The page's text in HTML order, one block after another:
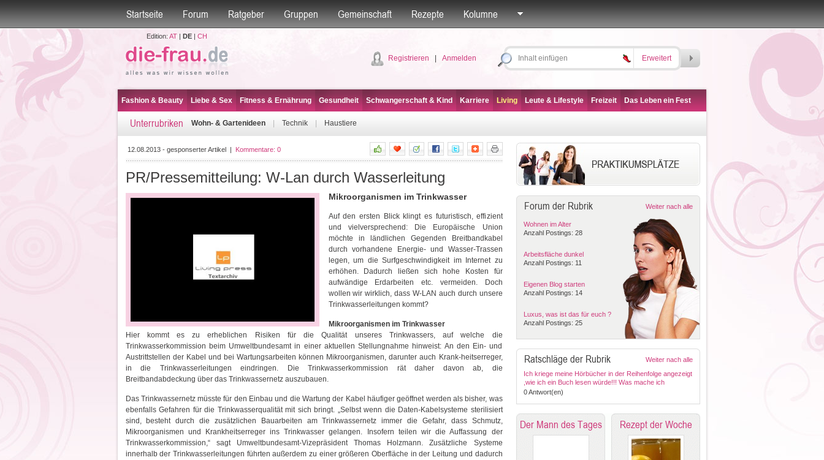
Startseite Forum Ratgeber Gruppen Gemeinschaft Rezepte Kolumne
Edition: AT| DE| CH
Registrieren Anmelden Erweitert
Fashion & Beauty Liebe & Sex Fitness & Ernährung Gesundheit Schwangerschaft & Kind Karriere Living Leute & Lifestyle Freizeit Das Leben ein Fest
Unterrubriken Wohn- & Gartenideen Technik Haustiere
12.08.2013 - gesponserter Artikel| Kommentare: 0
PR/Pressemitteilung: W-Lan durch Wasserleitung
Mikroorganismen im Trinkwasser
Auf den ersten Blick klingt es futuristisch, effizient
und vielversprechend: Die Europäische Union
möchte in ländlichen Gegenden Breitbandkabel
durch vorhandene Energie- und Wasser-Trassen
legen, um die Surfgeschwindigkeit im Internet zu
erhöhen. Dadurch ließen sich hohe Kosten für
aufwändige Erdarbeiten etc. vermeiden. Doch
wollen wir wirklich, dass W-LAN auch durch unsere
Trinkwasserleitungen kommt?
Mikroorganismen im Trinkwasser
Hier kommt es zu erheblichen Risiken für die Qualität unseres Trinkwassers, auf welche die
Trinkwasserkommission beim Umweltbundesamt in einer aktuellen Stellungnahme hinweist: An den Ein- und
Austrittstellen der Kabel und bei Wartungsarbeiten können Mikroorganismen, darunter auch Krank-heitserreger,
in die Trinkwasserleitungen eindringen. Die Trinkwasserkommission rät daher davon ab, die
Breitbandabdeckung über das Trinkwassernetz auszubauen.
Das Trinkwassernetz müsste für den Einbau und die Wartung der Kabel häufiger geöffnet werden als bisher, was
ebenfalls Gefahren für die Trinkwasserqualität mit sich bringt. „Selbst wenn die Daten-Kabelsysteme sterilisiert
sind, besteht durch die zusätzlichen Bauarbeiten am Trinkwassernetz immer die Gefahr, dass Schmutz,
Mikroorganismen und Krankheitserreger ins Trinkwasser gelangen. Insofern teilen wir die Auffassung der
Trinkwasserkommission,“ sagt Umweltbundesamt-Vizepräsident Thomas Holzmann. Zusätzliche Systeme
innerhalb der Trinkwasserleitungen führten außerdem zu einer größeren Oberfläche in der Leitung und dadurch
Forum der Rubrik Weiter nach alle
Wohnen im Alter
Anzahl Postings: 28
Arbeitsfläche dunkel
Anzahl Postings: 11
Eigenen Blog starten
Anzahl Postings: 14
Luxus, was ist das für euch ?
Anzahl Postings: 25
Ratschläge der Rubrik
Weiter nach alle
Ich kriege meine Hörbücher in der Reihenfolge angezeigt
,wie ich ein Buch lesen würde!!! Was mache ich
falsch???
0 Antwort(en)
Der Mann des Tages Rezept der Woche